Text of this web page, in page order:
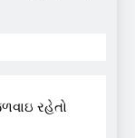
રહેતો